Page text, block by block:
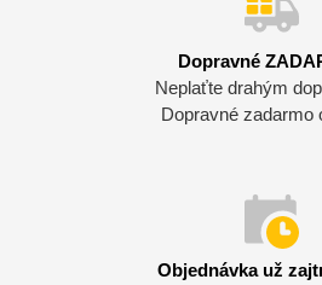
Dopravné
Neplaťte drahým
Dopravné zadarmo
Objednávka už